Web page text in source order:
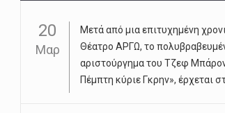
20
Μαρ
Μετά από μια επιτυχημένη
Θέατρο ΑΡΓΩ, το
αριστούργημα του Τζεφ
Πέμπτη κύριε Γκρην», έρχεται